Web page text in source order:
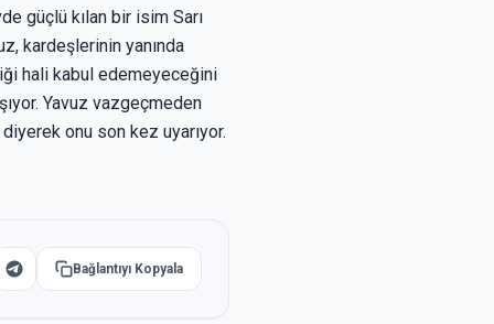
güçlü kılan bir isim Sarı
kardeşlerinin yanında
hali kabul edemeyeceğini
Yavuz vazgeçmeden
onu son kez uyarıyor.
Bağlantıyı Kopyala